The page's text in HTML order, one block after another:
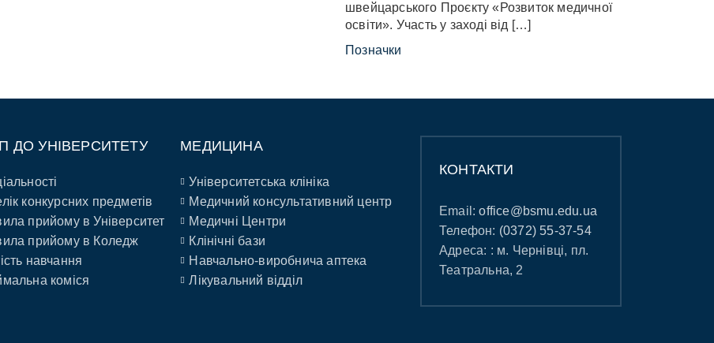
швейцарського Проєкту «Розвиток медичної
освіти». Участь у заході від […]
Позначки
ДО УНІВЕРСИТЕТУ
конкурсних предметів
прийому в Університет
прийому в Коледж
навчання
коміся
МЕДИЦИНА
Університетська клініка
Медичний консультативний центр
Медичні Центри
Клінічні бази
Навчально-виробнича аптека
Лікувальний відділ
КОНТАКТИ
Email:office@bsmu.edu.ua
Телефон: (0372) 55-37-54
Адреса: : м. Чернівці, пл.
Театральна, 2